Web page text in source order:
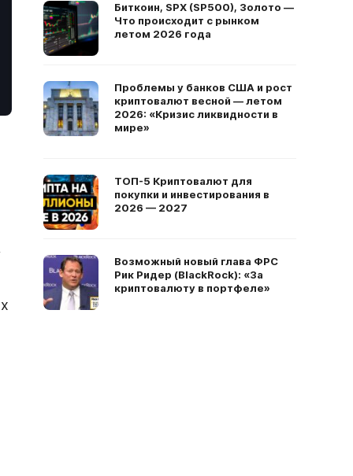
Биткоин, SPX (SP500), Золото —
Что происходит с рынком
летом 2026 года
Проблемы у банков США и рост
криптовалют весной — летом
2026: «Кризис ликвидности в
мире»
ТОП-5 Криптовалют для
покупки и инвестирования в
2026 — 2027
Возможный новый глава ФРС
Рик Ридер (BlackRock): «За
криптовалюту в портфеле»